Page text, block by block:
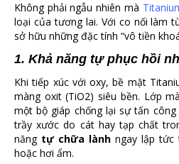
Không phải ngẫu nhiên mà
loại của tương lai. Với co nối làm
sở hữu những đặc tính “vô tiền
1. Khả năng tự phục hồi
Khi tiếp xúc với oxy, bề mặt
màng oxit (TiO2) siêu bền. Lớp
một bộ giáp chống lại sự tấn
trầy xước do cát hay tạp chất
năng tự chữa lành ngay lập
hoặc hơi ẩm.